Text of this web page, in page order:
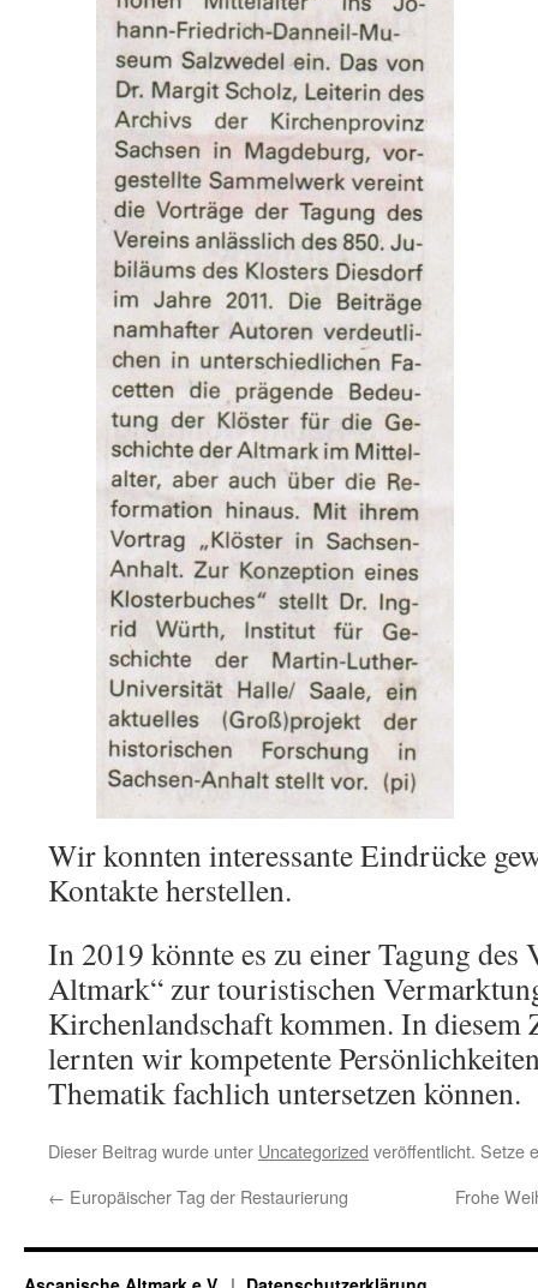
Wir konnten interessante Eindrücke
Kontakte herstellen.
In 2019 könnte es zu einer Tagung des
Altmark“ zur touristischen
Kirchenlandschaft kommen. In diesem
lernten wir kompetente
Thematik fachlich untersetzen können.
Dieser Beitrag wurde unter Uncategorized veröffentlicht. Setze
← Europäischer Tag der Restaurierung Frohe